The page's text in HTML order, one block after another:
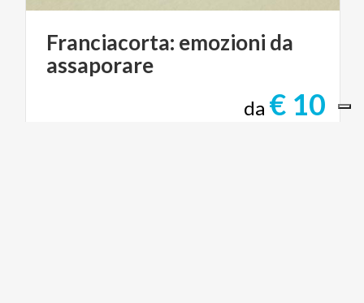
Franciacorta: emozioni da
assaporare
da € 10